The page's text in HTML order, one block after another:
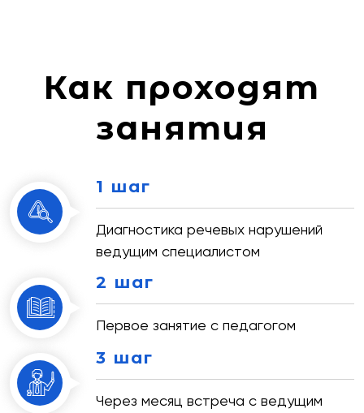
Как проходят
занятия
1 шаг
Диагностика речевых нарушений
ведущим специалистом
2 шаг
Первое занятие с педагогом
3 шаг
Через месяц встреча с ведущим